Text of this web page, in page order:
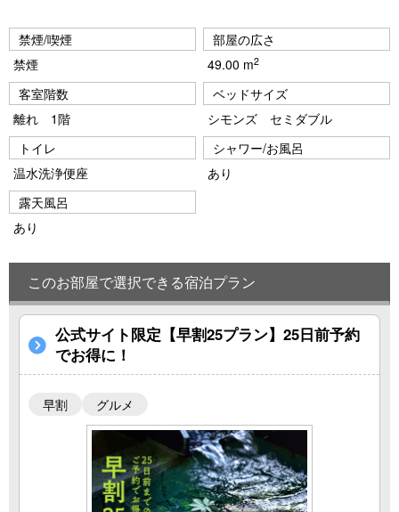
禁煙/喫煙
禁煙
部屋の広さ
49.00 m2
客室階数
離れ 1階
ベッドサイズ
シモンズ セミダブル
トイレ
温水洗浄便座
シャワー/お風呂
あり
露天風呂
あり
このお部屋で選択できる宿泊プラン
公式サイト限定【早割25プラン】25日前予約
でお得に！
早割 グルメ